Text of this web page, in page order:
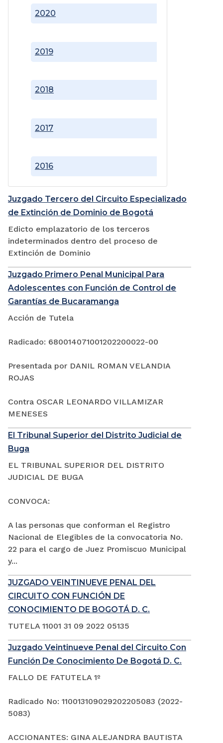
2016
2017
2018
2019
2020
Juzgado Tercero del Circuito Especializado
de Extinción de Dominio de Bogotá
Edicto emplazatorio de los terceros
indeterminados dentro del proceso de
Extinción de Dominio
Juzgado Primero Penal Municipal Para
Adolescentes con Función de Control de
Garantías de Bucaramanga
Acción de Tutela
Radicado: 680014071001202200022-00
Presentada por DANIL ROMAN VELANDIA
ROJAS
Contra OSCAR LEONARDO VILLAMIZAR
MENESES
El Tribunal Superior del Distrito Judicial de
Buga
EL TRIBUNAL SUPERIOR DEL DISTRITO
JUDICIAL DE BUGA
CONVOCA:
A las personas que conforman el Registro
Nacional de Elegibles de la convocatoria No.
22 para el cargo de Juez Promiscuo Municipal
y...
JUZGADO VEINTINUEVE PENAL DEL
CIRCUITO CON FUNCIÓN DE
CONOCIMIENTO DE BOGOTÁ D. C.
TUTELA 11001 31 09 2022 05135
Juzgado Veintinueve Penal del Circuito Con
Función De Conocimiento De Bogotá D. C.
FALLO DE FATUTELA 1º
Radicado No: 110013109029202205083 (2022-
5083)
ACCIONANTES: GINA ALEJANDRA BAUTISTA